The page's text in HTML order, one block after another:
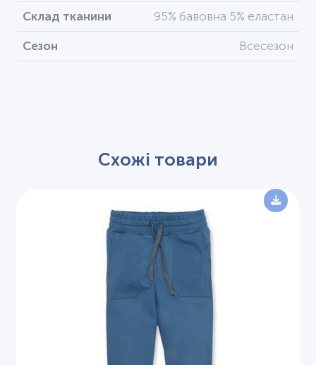
Склад тканини 95% бавовна 5% еластан
Сезон Всесезон
Схожі товари